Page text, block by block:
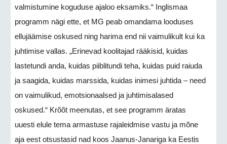
valmistumine koguduse ajaloo eksamiks.“ Inglismaa
programm nägi ette, et MG peab omandama looduses
ellujäämise oskused ning harima end nii vaimulikult kui ka
juhtimise vallas. „Erinevad koolitajad rääkisid, kuidas
lastetundi anda, kuidas piiblitundi teha, kuidas puid raiuda
ja saagida, kuidas marssida, kuidas inimesi juhtida – need
on vaimulikud, emotsionaalsed ja juhtimisalased
oskused.“ Krõõt meenutas, et see programm äratas
uuesti elule tema armastuse rajaleidmise vastu ja mõne
aja eest otsustasid nad koos Jaanus-Janariga ka Eestis